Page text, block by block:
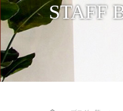
STAFF